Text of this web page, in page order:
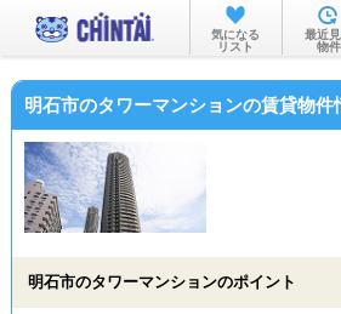
お部屋を探す
沿線・駅
物件特集
気になる
リスト
最近
物件
明石市のタワーマンションの賃貸物件
明石市のタワーマンションのポイント